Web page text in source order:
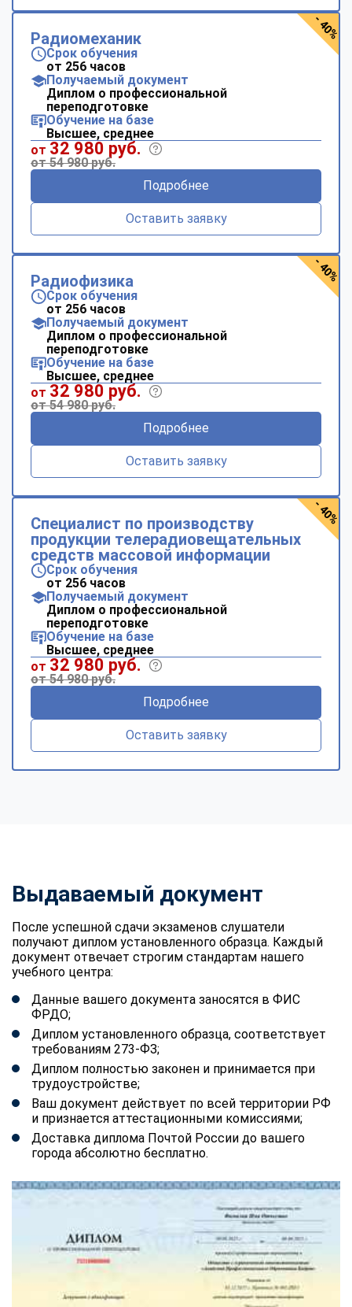
Радиомеханик
Срок обучения
от 256 часов
Получаемый документ
Диплом о профессиональной
переподготовке
Обучение на базе
Высшее, среднее
от 32 980 руб.
от 54 980 руб.
Подробнее
Оставить заявку
- 40%
Радиофизика
Срок обучения
от 256 часов
Получаемый документ
Диплом о профессиональной
переподготовке
Обучение на базе
Высшее, среднее
от 32 980 руб.
от 54 980 руб.
Подробнее
Оставить заявку
- 40%
Специалист по производству
продукции телерадиовещательных
средств массовой информации
Срок обучения
от 256 часов
Получаемый документ
Диплом о профессиональной
переподготовке
Обучение на базе
Высшее, среднее
от 32 980 руб.
от 54 980 руб.
Подробнее
Оставить заявку
- 40%
Выдаваемый документ
После успешной сдачи экзаменов слушатели
получают диплом установленного образца. Каждый
документ отвечает строгим стандартам нашего
учебного центра:
Данные вашего документа заносятся в ФИС
ФРДО;
Диплом установленного образца, соответствует
требованиям 273-ФЗ;
Диплом полностью законен и принимается при
трудоустройстве;
Ваш документ действует по всей территории РФ
и признается аттестационными комиссиями;
Доставка диплома Почтой России до вашего
города абсолютно бесплатно.